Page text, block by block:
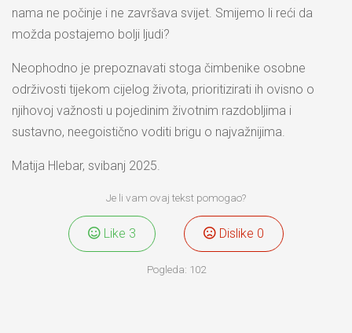
nama ne počinje i ne završava svijet. Smijemo li reći da
možda postajemo bolji ljudi?
Neophodno je prepoznavati stoga čimbenike osobne
održivosti tijekom cijelog života, prioritizirati ih ovisno o
njihovoj važnosti u pojedinim životnim razdobljima i
sustavno, neegoistično voditi brigu o najvažnijima.
Matija Hlebar, svibanj 2025.
Je li vam ovaj tekst pomogao?
Like 3 Dislike 0
Pogleda: 102